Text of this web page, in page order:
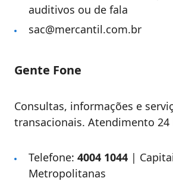
auditivos ou de fala
​sac@mercantil.com.br
Gente Fone
Consultas, informações e
transacionais. Atendimento 24
Telefone: 4004 1044 |
Metropolitanas